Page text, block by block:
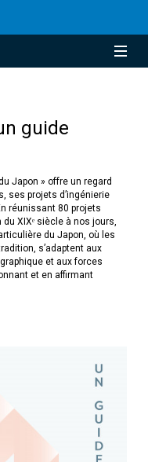
guide
Japon » offre un regard
ses projets d’ingénierie
réunissant 80 projets
XIXᵉ siècle à nos jours,
du Japon, où les
s’adaptent aux
et aux forces
et en affirmant